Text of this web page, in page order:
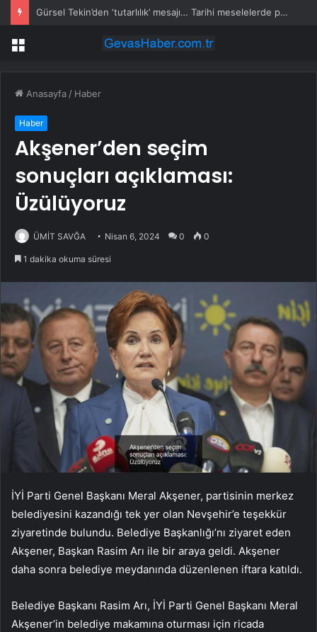
Gürsel Tekin’den ‘tutarlılık’ mesajı… Tarihi meselelerde pusula net olmalı
Menü
Anasayfa / Haber
Haber
Akşener’den seçim
sonuçları açıklaması:
Üzülüyoruz
ÜMİT SAVĞA Nisan 6, 2024 0 0
1 dakika okuma süresi
İYİ Parti Genel Başkanı Meral Akşener, partisinin merkez
belediyesini kazandığı tek yer olan Nevşehir’e teşekkür
ziyaretinde bulundu. Belediye Başkanlığı’nı ziyaret eden
Akşener, Başkan Rasim Arı ile bir araya geldi. Akşener
daha sonra belediye meydanında düzenlenen iftara katıldı.
Belediye Başkanı Rasim Arı, İYİ Parti Genel Başkanı Meral
Akşener’in belediye makamına oturması için ricada